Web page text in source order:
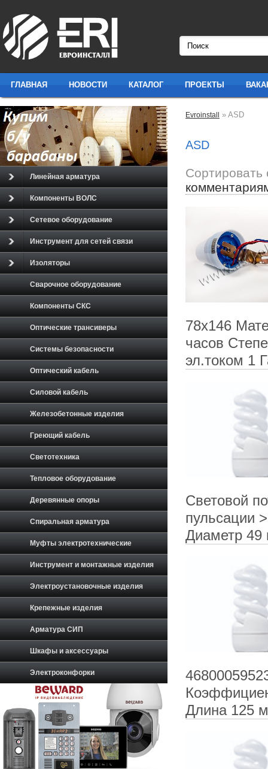
ГЛАВНАЯ НОВОСТИ КАТАЛОГ ПРОЕКТЫ
Evroinstall » ASD
ASD
Сортировать
78х146
часов
эл.током 1
Световой
пульсации
Диаметр
Длина 125
Линейная арматура
Компоненты ВОЛС
Сетевое оборудование
Инструмент для сетей связи
Изоляторы
Сварочное оборудование
Компоненты СКС
Оптические трансиверы
Системы безопасности
Оптический кабель
Силовой кабель
Железобетонные изделия
Греющий кабель
Светотехника
Тепловое оборудование
Деревянные опоры
Спиральная арматура
Муфты электротехнические
Инструмент и монтажные изделия
Электроустановочные изделия
Крепежные изделия
Арматура СИП
Шкафы и аксессуары
Электроконфорки